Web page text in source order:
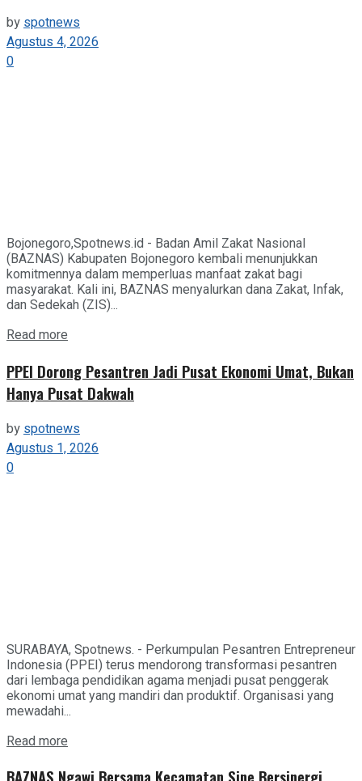
byspotnews
Agustus 4, 2026
0
Bojonegoro,Spotnews.id - Badan Amil Zakat Nasional
(BAZNAS) Kabupaten Bojonegoro kembali menunjukkan
komitmennya dalam memperluas manfaat zakat bagi
masyarakat. Kali ini, BAZNAS menyalurkan dana Zakat, Infak,
dan Sedekah (ZIS)...
Read more
PPEI Dorong Pesantren Jadi Pusat Ekonomi Umat, Bukan
Hanya Pusat Dakwah
by spotnews
Agustus 1, 2026
0
SURABAYA, Spotnews. - Perkumpulan Pesantren Entrepreneur
Indonesia (PPEI) terus mendorong transformasi pesantren
dari lembaga pendidikan agama menjadi pusat penggerak
ekonomi umat yang mandiri dan produktif. Organisasi yang
mewadahi...
Read more